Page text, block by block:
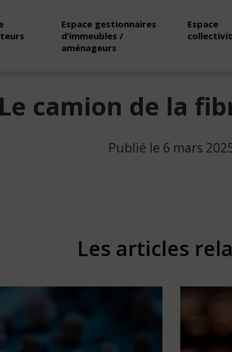
Espace gestionnaires
d’immeubles /
aménageurs
Espace
Le camion de la
Publié le 6 mars
Les articles